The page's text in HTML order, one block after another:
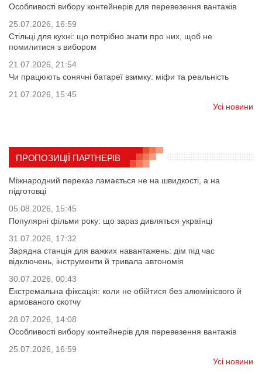
Особливості вибору контейнерів для перевезення вантажів
25.07.2026, 16:59
Стільці для кухні: що потрібно знати про них, щоб не
помилитися з вибором
21.07.2026, 21:54
Чи працюють сонячні батареї взимку: міфи та реальність
21.07.2026, 15:45
Усі новини
ПРОПОЗИЦІЇ ПАРТНЕРІВ
Міжнародний переказ ламається не на швидкості, а на
підготовці
05.08.2026, 15:45
Популярні фільми року: що зараз дивляться українці
31.07.2026, 17:32
Зарядна станція для важких навантажень: дім під час
відключень, інструменти й тривала автономія
30.07.2026, 00:43
Екстремальна фіксація: коли не обійтися без алюмінієвого й
армованого скотчу
28.07.2026, 14:08
Особливості вибору контейнерів для перевезення вантажів
25.07.2026, 16:59
Усі новини